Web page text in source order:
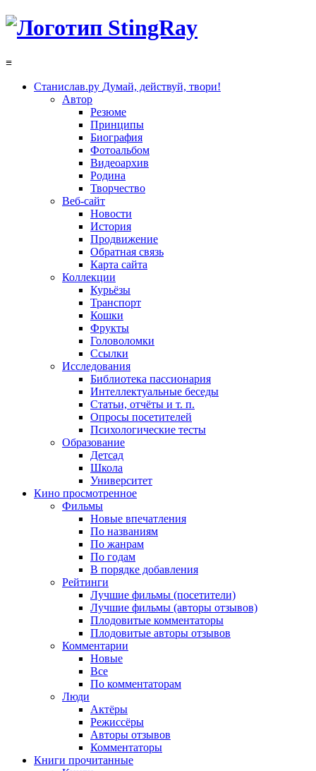
≡
Станислав.ру Думай, действуй, твори!
Автор
Резюме
Принципы
Биография
Фотоальбом
Видеоархив
Родина
Творчество
Веб-сайт
Новости
История
Продвижение
Обратная связь
Карта сайта
Коллекции
Курьёзы
Транспорт
Кошки
Фрукты
Головоломки
Ссылки
Исследования
Библиотека пассионария
Интеллектуальные беседы
Статьи, отчёты и т. п.
Опросы посетителей
Психологические тесты
Образование
Детсад
Школа
Университет
Кино просмотренное
Фильмы
Новые впечатления
По названиям
По жанрам
По годам
В порядке добавления
Рейтинги
Лучшие фильмы (посетители)
Лучшие фильмы (авторы отзывов)
Плодовитые комментаторы
Плодовитые авторы отзывов
Комментарии
Новые
Все
По комментаторам
Люди
Актёры
Режиссёры
Авторы отзывов
Комментаторы
Книги прочитанные